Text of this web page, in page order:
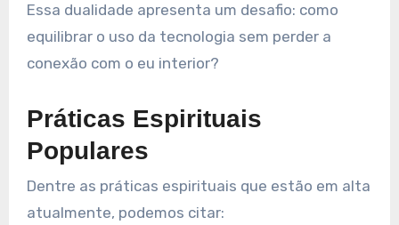
Essa dualidade apresenta um desafio: como
equilibrar o uso da tecnologia sem perder a
conexão com o eu interior?
Práticas Espirituais
Populares
Dentre as práticas espirituais que estão em alta
atualmente, podemos citar: